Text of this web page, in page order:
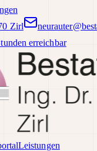
Zirl
erreichbar
Leistungen